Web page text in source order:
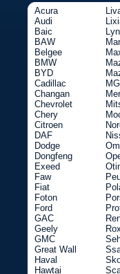
Acura
Audi
Baic
BAW
Belgee
BMW
BYD
Cadillac
Changan
Chevrolet
Chery
Citroen
DAF
Dodge
Dongfeng
Exeed
Faw
Fiat
Foton
Ford
GAC
Geely
GMC
Great Wall
Haval
Hawtai
MG